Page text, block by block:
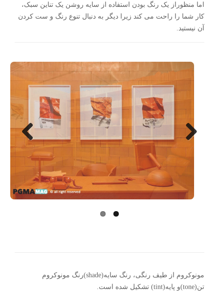
اما منظوراز یک رنگ بودن استفاده از سایه روشن یک تناین سبک،
کار شما را راحت می کند زیرا دیگر به دنبال تنوع رنگ و ست کردن
آن نیستید.
Next
مونوکروم از طیف رنگی، رنگ سایه(shade)رنگ مونوکروم
تن(tone)و پایه(tint) تشکیل شده است.